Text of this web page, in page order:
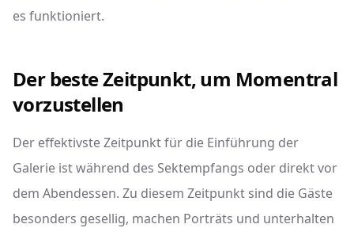
es funktioniert.
Der beste Zeitpunkt, um Momentral
vorzustellen
Der effektivste Zeitpunkt für die Einführung der
Galerie ist während des Sektempfangs oder direkt vor
dem Abendessen. Zu diesem Zeitpunkt sind die Gäste
besonders gesellig, machen Porträts und unterhalten